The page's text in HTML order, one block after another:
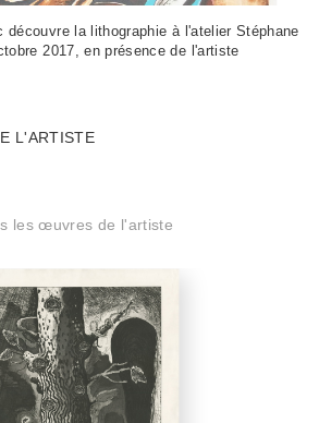
découvre la lithographie à l'atelier Stéphane
2017, en présence de l'artiste
L'ARTISTE
les œuvres de l'artiste